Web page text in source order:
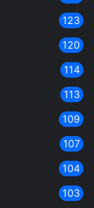
123
120
114
113
109
107
104
103